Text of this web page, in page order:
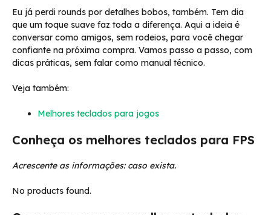
Eu já perdi rounds por detalhes bobos, também. Tem dia
que um toque suave faz toda a diferença. Aqui a ideia é
conversar como amigos, sem rodeios, para você chegar
confiante na próxima compra. Vamos passo a passo, com
dicas práticas, sem falar como manual técnico.
Veja também:
Melhores teclados para jogos
Conheça os melhores teclados para FPS
Acrescente as informações: caso exista.
No products found.